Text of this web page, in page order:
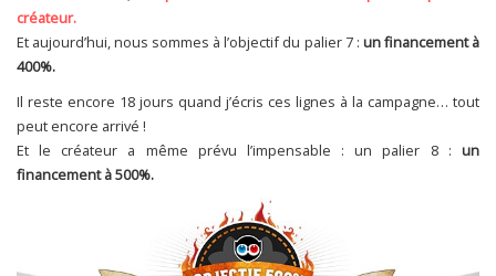
créateur.
Et aujourd’hui, nous sommes à l’objectif du palier 7 : un financement à
400%.
Il reste encore 18 jours quand j’écris ces lignes à la campagne… tout
peut encore arrivé !
Et le créateur a même prévu l’impensable : un palier 8 : un
financement à 500%.